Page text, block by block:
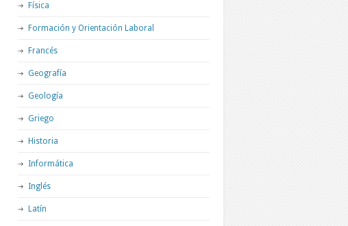
Física
Formación y Orientación Laboral
Francés
Geografía
Geología
Griego
Historia
Informática
Inglés
Latín